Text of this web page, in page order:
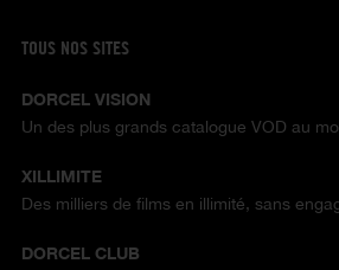
TOUS NOS SITES
DORCEL VISION
Un des plus grands catalogue VOD au
XILLIMITE
Des milliers de films en illimité, sans
DORCEL CLUB